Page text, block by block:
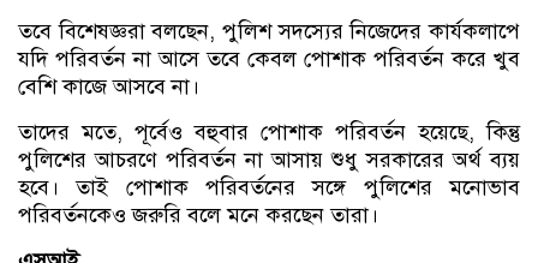
তবে বিশেষজ্ঞরা বলছেন, পুলিশ সদস্যের নিজেদের কার্যকলাপে
যদি পরিবর্তন না আসে তবে কেবল পোশাক পরিবর্তন করে খুব
বেশি কাজে আসবে না।
তাদের মতে, পূর্বেও বহুবার পোশাক পরিবর্তন হয়েছে, কিন্তু
পুলিশের আচরণে পরিবর্তন না আসায় শুধু সরকারের অর্থ ব্যয়
হবে। তাই পোশাক পরিবর্তনের সঙ্গে পুলিশের মনোভাব
পরিবর্তনকেও জরুরি বলে মনে করছেন তারা।